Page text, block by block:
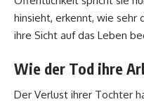
hinsieht, erkennt, wie sehr
ihre Sicht auf das Leben
Wie der Tod ihre
Der Verlust ihrer Tochter